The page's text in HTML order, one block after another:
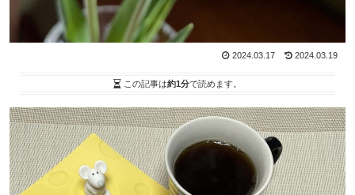
2024.03.17 2024.03.19
この記事は約1分で読めます。